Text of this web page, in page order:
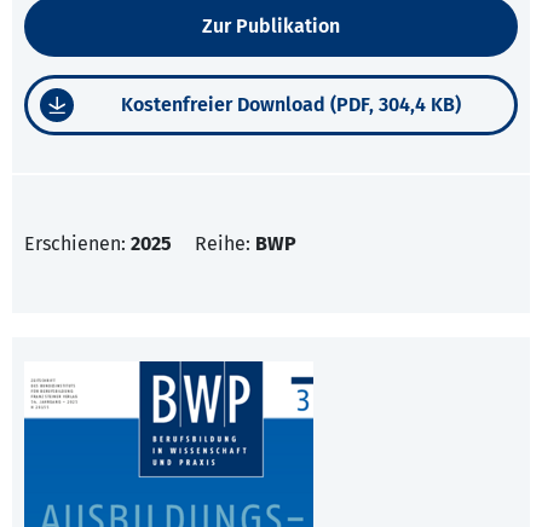
Zur Publikation
Kostenfreier Download (PDF, 304,4 KB)
Erschienen: 2025 Reihe: BWP